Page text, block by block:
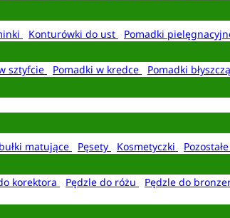
Konturówki do ust Pomadki
sztyfcie Pomadki w kredce Pomadki
matujące Pęsety Kosmetyczki
korektora Pędzle do różu Pędzle do